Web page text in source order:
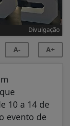
Divulgação
A- A+
10 a 14 de
evento de